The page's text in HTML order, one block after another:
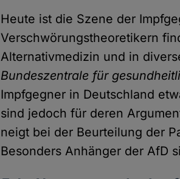
Heute ist die Szene der
Verschwörungstheoretikern
Alternativmedizin und in
Bundeszentrale für
Impfgegner in Deutschland
sind jedoch für deren
neigt bei der Beurteilung der
Besonders Anhänger der AfD